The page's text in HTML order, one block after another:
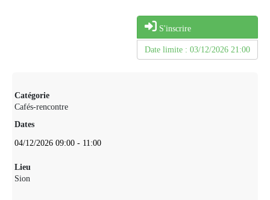
S'inscrire
Date limite : 03/12/2026 21:00
Catégorie
Cafés-rencontre
Dates
04/12/2026 09:00 - 11:00
Lieu
Sion